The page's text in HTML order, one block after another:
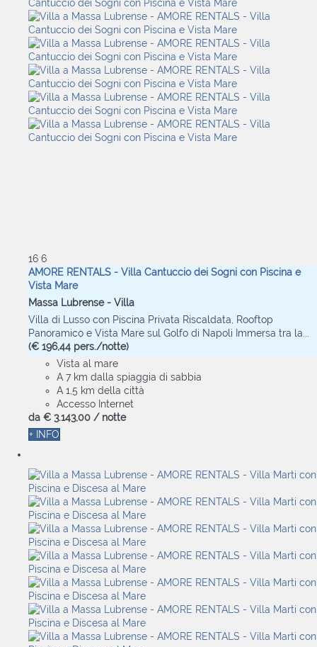
16 6
AMORE RENTALS - Villa Cantuccio dei Sogni con Piscina e
Vista Mare
Massa Lubrense - Villa
Villa di Lusso con Piscina Privata Riscaldata, Rooftop
Panoramico e Vista Mare sul Golfo di Napoli Immersa tra la...
(€ 196,44 pers./notte)
Vista al mare
A 7 km dalla spiaggia di sabbia
A 1,5 km della città
Accesso Internet
da € 3.143,00 / notte
+ INFO